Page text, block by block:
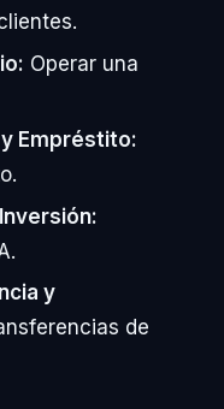
Operar una
Empréstito:
y
de